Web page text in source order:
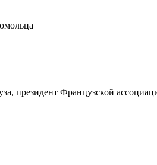
президент Французской